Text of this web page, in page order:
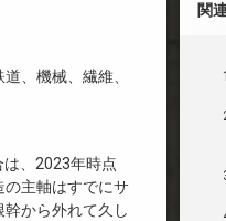
、機械、繊維、
、2023年時点
の主軸はすでにサ
から外れて久し
関